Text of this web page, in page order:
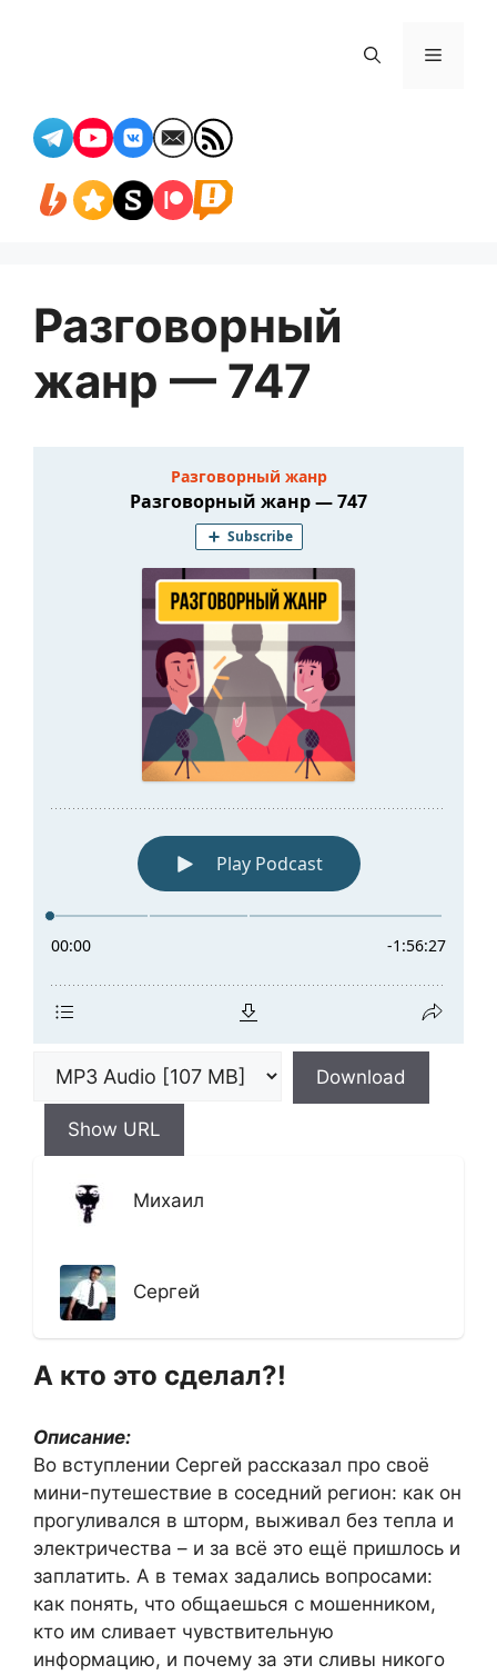
Меню
Разговорный
жанр — 747
Download
Show URL
Михаил
Сергей
А кто это сделал?!
Описание:
Во вступлении Сергей рассказал про своё
мини-путешествие в соседний регион: как он
прогуливался в шторм, выживал без тепла и
электричества – и за всё это ещё пришлось и
заплатить. А в темах задались вопросами:
как понять, что общаешься с мошенником,
кто им сливает чувствительную
информацию, и почему за эти сливы никого